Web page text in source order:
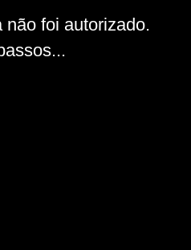
foi autorizado.